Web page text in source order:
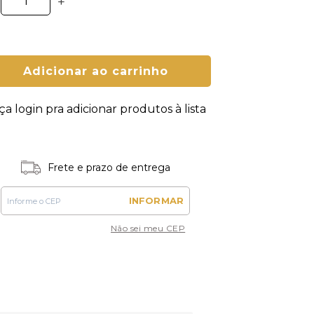
Adicionar ao carrinho
login pra adicionar produtos à lista
Frete e prazo de entrega
INFORMAR
Não sei meu CEP